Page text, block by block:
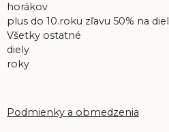
horákov 3 roky
plus do 10.roku zľavu 50% na diel
Všetky ostatné
roky
Podmienky a obmedzenia